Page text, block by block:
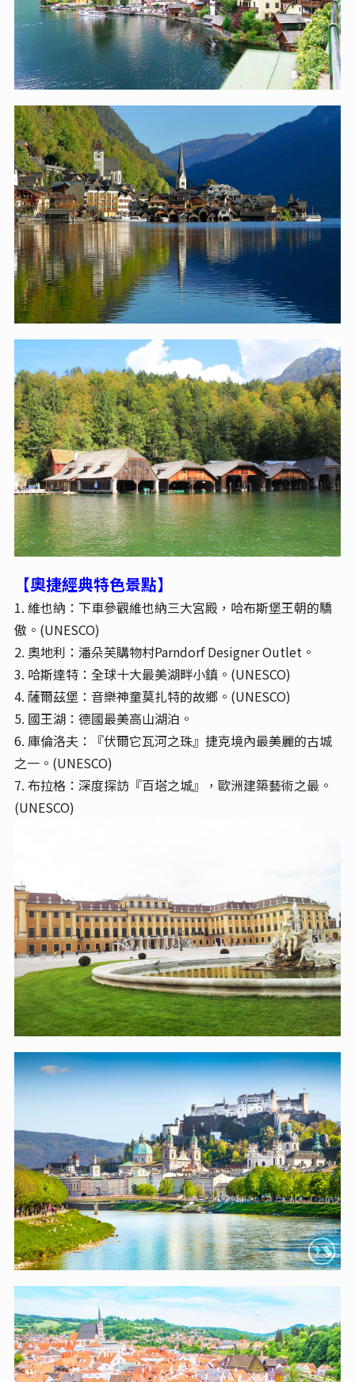
【奧捷經典特色景點】
1. 維也納：下車參觀維也納三大宮殿，哈布斯堡王朝的驕
傲。(UNESCO)
2. 奧地利：潘朵芙購物村Parndorf Designer Outlet。
3. 哈斯達特：全球十大最美湖畔小鎮。(UNESCO)
4. 薩爾茲堡：音樂神童莫扎特的故鄉。(UNESCO)
5. 國王湖：德國最美高山湖泊。
6. 庫倫洛夫：『伏爾它瓦河之珠』捷克境內最美麗的古城
之一。(UNESCO)
7. 布拉格：深度探訪『百塔之城』，歐洲建築藝術之最。
(UNESCO)